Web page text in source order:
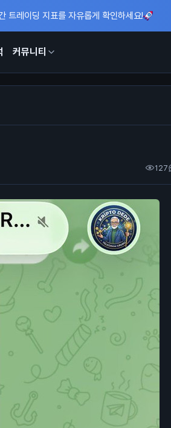
트레이딩 지표를 자유롭게 확인하세요!
커뮤니티
127